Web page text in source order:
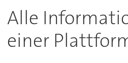
Alle
einer